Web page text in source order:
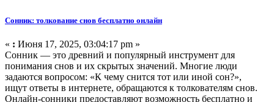
Сонник: толкование снов бесплатно онлайн
« : Июня 17, 2025, 03:04:17 pm »
Сонник — это древний и популярный инструмент для
понимания снов и их скрытых значений. Многие люди
задаются вопросом: «К чему снится тот или иной сон?»,
ищут ответы в интернете, обращаются к толкователям снов.
Онлайн-сонники предоставляют возможность бесплатно и